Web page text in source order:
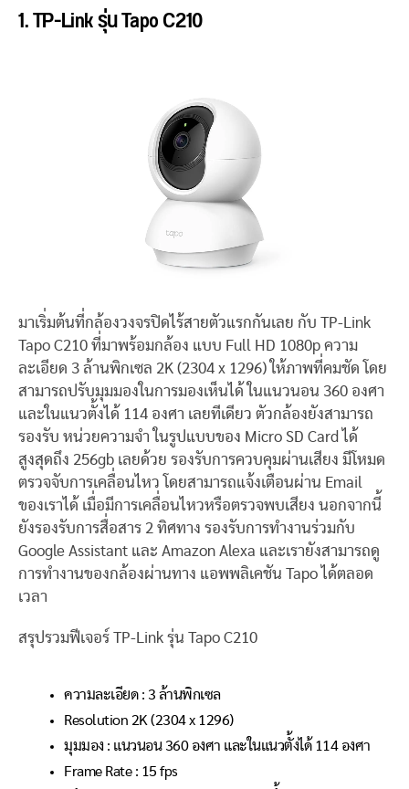
1. TP-Link รุ่น Tapo C210
มาเริ่มต้นที่กล้องวงจรปิดไร้สายตัวแรกกันเลย กับ TP-Link
Tapo C210 ที่มาพร้อมกล้อง แบบ Full HD 1080p ความ
ละเอียด 3 ล้านพิกเซล 2K (2304 x 1296) ให้ภาพที่คมชัด โดย
สามารถปรับมุมมองในการมองเห็นได้ ในแนวนอน 360 องศา
และในแนวตั้งได้ 114 องศา เลยทีเดียว ตัวกล้องยังสามารถ
รองรับ หน่วยความจำ ในรูปแบบของ Micro SD Card ได้
สูงสุดถึง 256gb เลยด้วย รองรับการควบคุมผ่านเสียง มีโหมด
ตรวจจับการเคลื่อนไหว โดยสามารถแจ้งเตือนผ่าน Email
ของเราได้ เมื่อมีการเคลื่อนไหวหรือตรวจพบเสียง นอกจากนี้
ยังรองรับการสื่อสาร 2 ทิศทาง รองรับการทำงานร่วมกับ
Google Assistant และ Amazon Alexa และเรายังสามารถดู
การทำงานของกล้องผ่านทาง แอพพลิเคชัน Tapo ได้ตลอด
เวลา
สรุปรวมฟีเจอร์ TP-Link รุ่น Tapo C210
ความละเอียด : 3 ล้านพิกเซล
Resolution 2K (2304 x 1296)
มุมมอง : แนวนอน 360 องศา และในแนวตั้งได้ 114 องศา
Frame Rate : 15 fps